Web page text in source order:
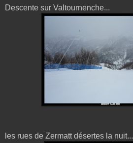
Descente sur Valtournenche...
les rues de Zermatt désertes la nuit...